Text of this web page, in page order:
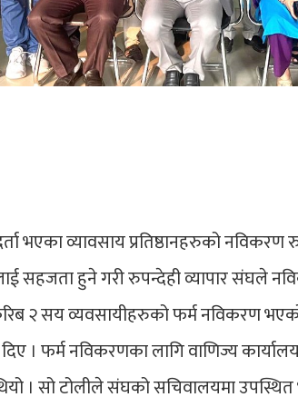
भएका व्यावसाय प्रतिष्ठानहरुको
सहजता हुने गरी रुपन्देही व्यापार संघले
२ सय व्यवसायीहरुको फर्म नविकरण
। फर्म नविकरणका लागि वाणिज्य
। सो टोलीले संघको सचिवालयमा